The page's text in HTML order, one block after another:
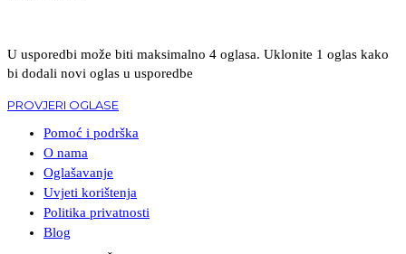
U usporedbi može biti maksimalno 4 oglasa. Uklonite 1 oglas kako
bi dodali novi oglas u usporedbe
PROVJERI OGLASE
Pomoć i podrška
O nama
Oglašavanje
Uvjeti korištenja
Politika privatnosti
Blog